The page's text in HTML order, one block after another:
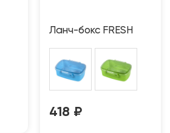
Ланч-бокс FRESH
418 ₽